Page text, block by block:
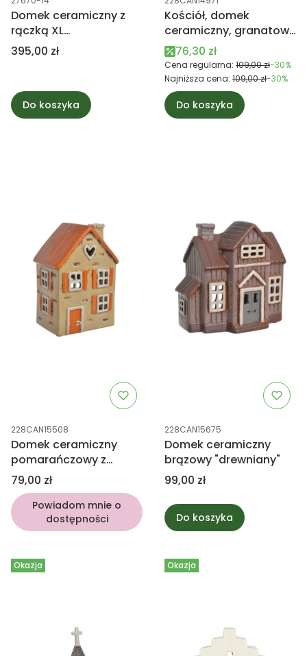
Domek ceramiczny z
rączką XL
pomarańczowy Nyhavn
Cena
395,00 zł
Do koszyka
Kościół, domek
ceramiczny, granatowy
28cm
Cena promocyjna
76,30 zł
Cena regularna: 109,00 zł-30%
Najniższa cena: 109,00 zł-30%
Do koszyka
Kod produktu
228CAN15508
Domek ceramiczny
pomarańczowy z
serduszkiem
Cena
79,00 zł
Powiadom mnie o
dostępności
Kod produktu
228CAN15675
Domek ceramiczny
brązowy "drewniany"
Cena
99,00 zł
Do koszyka
Okazja Okazja